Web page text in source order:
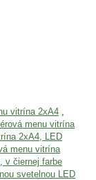
vitrína 2xA4
menu vitrína
2xA4, LED
menu vitrína
v čiernej farbe
svetelnou LED